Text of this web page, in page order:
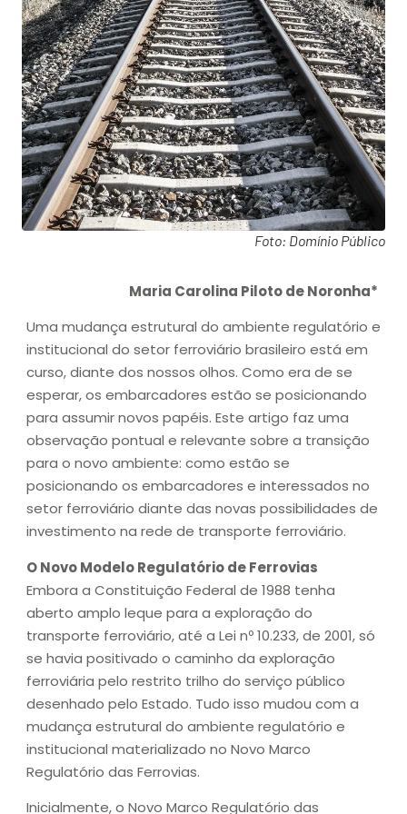
Foto: Domínio Público
Maria Carolina Piloto de Noronha*
Uma mudança estrutural do ambiente regulatório e
institucional do setor ferroviário brasileiro está em
curso, diante dos nossos olhos. Como era de se
esperar, os embarcadores estão se posicionando
para assumir novos papéis. Este artigo faz uma
observação pontual e relevante sobre a transição
para o novo ambiente: como estão se
posicionando os embarcadores e interessados no
setor ferroviário diante das novas possibilidades de
investimento na rede de transporte ferroviário.
O Novo Modelo Regulatório de Ferrovias
Embora a Constituição Federal de 1988 tenha
aberto amplo leque para a exploração do
transporte ferroviário, até a Lei nº 10.233, de 2001, só
se havia positivado o caminho da exploração
ferroviária pelo restrito trilho do serviço público
desenhado pelo Estado. Tudo isso mudou com a
mudança estrutural do ambiente regulatório e
institucional materializado no Novo Marco
Regulatório das Ferrovias.
Inicialmente, o Novo Marco Regulatório das